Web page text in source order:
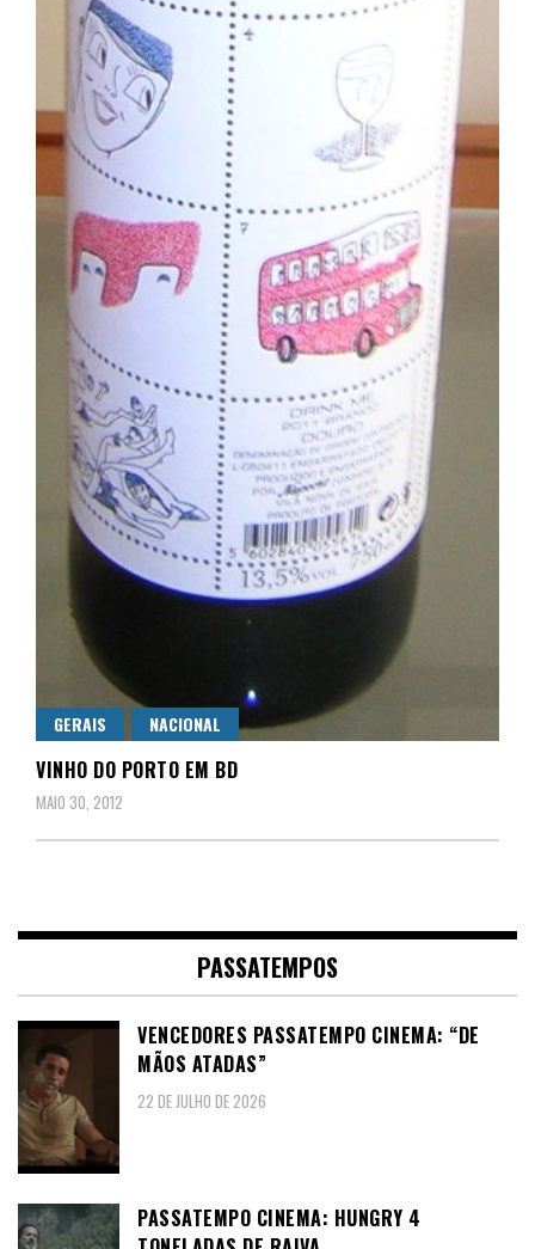
GERAIS NACIONAL
VINHO DO PORTO EM BD
MAIO 30, 2012
PASSATEMPOS
VENCEDORES PASSATEMPO CINEMA: “DE
MÃOS ATADAS”
22 DE JULHO DE 2026
PASSATEMPO CINEMA: HUNGRY 4